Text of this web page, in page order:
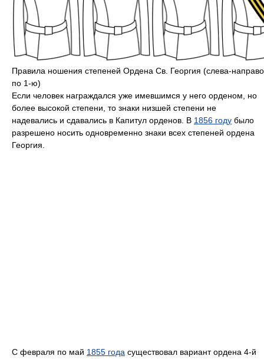
Правила ношения степеней Ордена Св. Георгия (слева-
по 1-ю)
Если человек награждался уже имевшимся у него орденом, но
более высокой степени, то знаки низшей степени не
надевались и сдавались в Капитул орденов. В 1856 году было
разрешено носить одновременно знаки всех степеней ордена
Георгия.
С февраля по май 1855 года существовал вариант ордена 4-й